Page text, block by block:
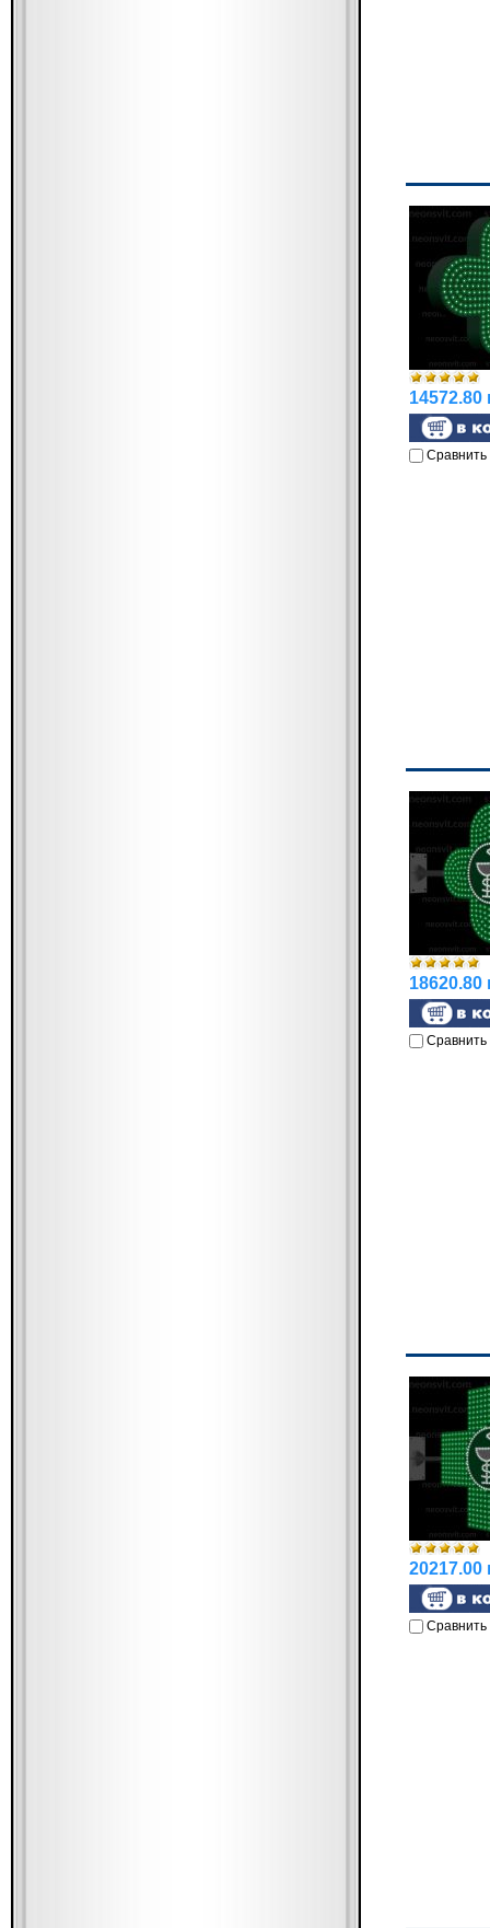
14572.80
Сравнить
18620.80
Сравнить
20217.00
Сравнить